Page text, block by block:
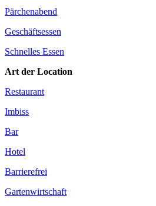
Pärchenabend
Geschäftsessen
Schnelles Essen
Art der Location
Restaurant
Imbiss
Bar
Hotel
Barrierefrei
Gartenwirtschaft